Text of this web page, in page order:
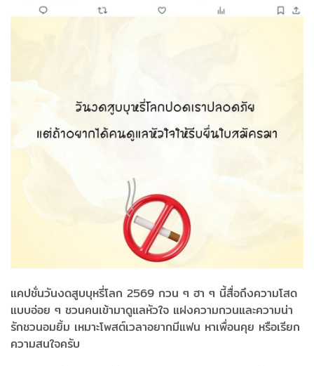
แคปชั่นวันงดสูบบุหรี่โลก 2569 กวน ๆ ฮา ๆ นี้สื่อถึงความโสด
แบบอ่อย ๆ ชวนคนเข้ามาดูแลหัวใจ แฝงความกวนและความน่า
รักชวนอมยิ้ม เหมาะโพสต์เวลาอยากมีแฟน หาเพื่อนคุย หรือเรียก
ความสนใจครับ